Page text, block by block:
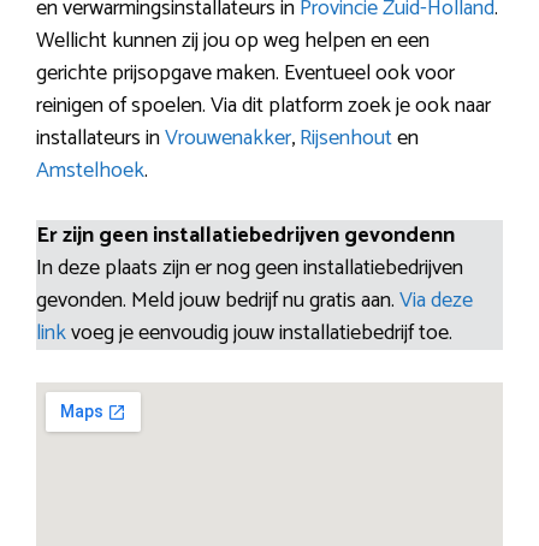
en verwarmingsinstallateurs inProvincie Zuid-Holland.
Wellicht kunnen zij jou op weg helpen en een
gerichte prijsopgave maken. Eventueel ook voor
reinigen of spoelen. Via dit platform zoek je ook naar
installateurs inVrouwenakker,Rijsenhouten
Amstelhoek.
Er zijn geen installatiebedrijven gevondenn
In deze plaats zijn er nog geen installatiebedrijven
gevonden. Meld jouw bedrijf nu gratis aan.Via deze
linkvoeg je eenvoudig jouw installatiebedrijf toe.